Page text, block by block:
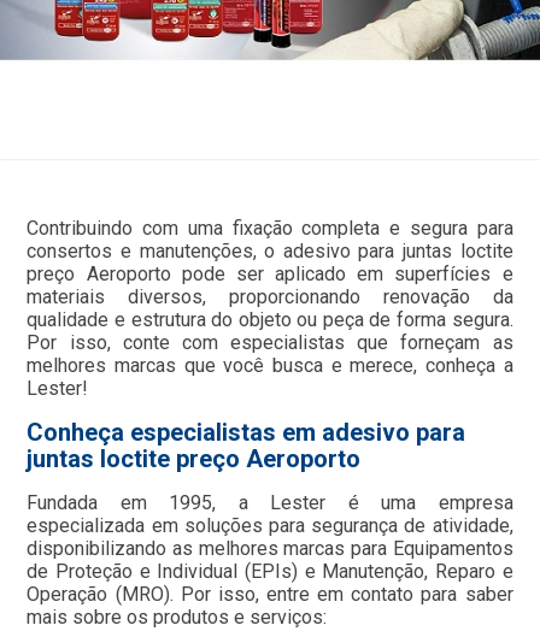
Contribuindo com uma fixação completa e segura para
consertos e manutenções, o adesivo para juntas loctite
preço Aeroporto pode ser aplicado em superfícies e
materiais diversos, proporcionando renovação da
qualidade e estrutura do objeto ou peça de forma segura.
Por isso, conte com especialistas que forneçam as
melhores marcas que você busca e merece, conheça a
Lester!
Conheça especialistas em adesivo para
juntas loctite preço Aeroporto
Fundada em 1995, a Lester é uma empresa
especializada em soluções para segurança de atividade,
disponibilizando as melhores marcas para Equipamentos
de Proteção e Individual (EPIs) e Manutenção, Reparo e
Operação (MRO). Por isso, entre em contato para saber
mais sobre os produtos e serviços: